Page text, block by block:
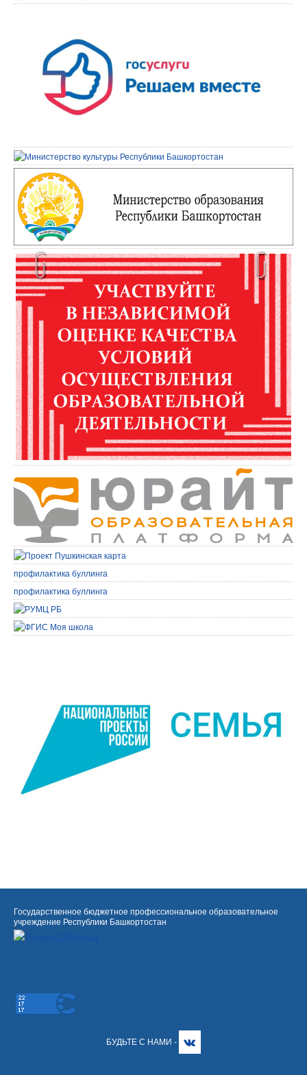
профилактика буллинга
профилактика буллинга
Государственное бюджетное профессиональное образовательное
учреждение Республики Башкортостан
БУДЬТЕ С НАМИ -